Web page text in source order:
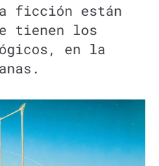
ficción están
tienen los
en la